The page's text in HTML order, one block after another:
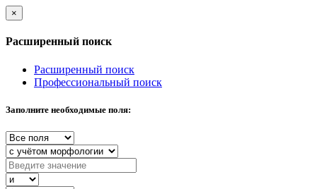
×
Расширенный поиск
Расширенный поиск
Профессиональный поиск
Заполните необходимые поля: